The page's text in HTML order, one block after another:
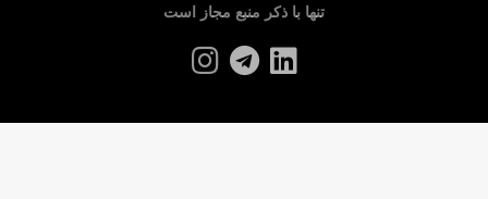
تنها با ذکر منبع مجاز است